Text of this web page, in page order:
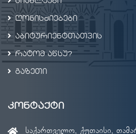
ღონისძიებები
აბიტურიენტთათვის
რატომ აწსუ?
გაზეთი
კონტაქტი
საქართველო, ქუთაისი,